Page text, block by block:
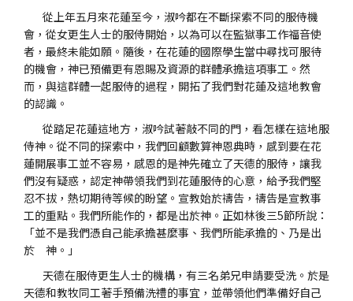
從上年五月來花蓮至今，淑吟都在不斷探索不同的服侍機
會，從女更生人士的服侍開始，以為可以在監獄事工作福音使
者，最終未能如願。隨後，在花蓮的國際學生當中尋找可服待
的機會，神已預備更有恩賜及資源的群體承擔這項事工。然
而，與這群體一起服侍的過程，開拓了我們對花蓮及這地教會
的認識。
從踏足花蓮這地方，淑吟試著敲不同的門，看怎樣在這地服
侍神。從不同的探索中，我們回顧數算神恩典時，感到要在花
蓮開展事工並不容易，感恩的是神先確立了天德的服侍，讓我
們沒有疑惑，認定神帶領我們到花蓮服侍的心意，給予我們堅
忍不拔，熱切期待等候的盼望。宣教始於禱告，禱告是宣教事
工的重點。我們所能作的，都是出於神。正如林後三5節所說：
「並不是我們憑自己能承擔甚麼事、我們所能承擔的、乃是出
於 神。」
天德在服侍更生人士的機構，有三名弟兄申請要受洗。於是
天德和教牧同工著手預備洗禮的事宜，並帶領他們準備好自己